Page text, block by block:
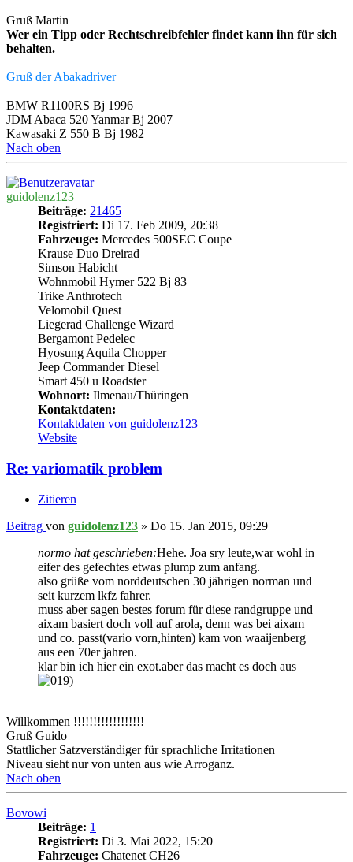
Gruß Martin
Wer ein Tipp oder Rechtschreibfehler findet kann ihn für sich
behalten.
Gruß der Abakadriver
BMW R1100RS Bj 1996
JDM Abaca 520 Yanmar Bj 2007
Kawasaki Z 550 B Bj 1982
Nach oben
guidolenz123
Beiträge: 21465
Registriert: Di 17. Feb 2009, 20:38
Fahrzeuge: Mercedes 500SEC Coupe
Krause Duo Dreirad
Simson Habicht
Wohnmobil Hymer 522 Bj 83
Trike Anthrotech
Velomobil Quest
Liegerad Challenge Wizard
Bergamont Pedelec
Hyosung Aquila Chopper
Jeep Commander Diesel
Smart 450 u Roadster
Wohnort: Ilmenau/Thüringen
Kontaktdaten:
Kontaktdaten von guidolenz123
Website
Re: variomatik problem
Zitieren
Beitrag von guidolenz123 » Do 15. Jan 2015, 09:29
normo hat geschrieben:Hehe. Joa sry leute,war wohl in
eifer des gefechtes etwas plump zum anfang.
also grüße vom norddeutschen 30 jährigen norman und
seit kurzem lkfz fahrer.
muss aber sagen bestes forum für diese randgruppe und
aixam basiert doch voll auf arola, denn was bei aixam
und co. passt(vario vorn,hinten) kam von waaijenberg
aus een 70er jahren.
klar bin ich hier ein exot.aber das macht es doch aus
Willkommen !!!!!!!!!!!!!!!!!!
Gruß Guido
Stattlicher Satzverständiger für sprachliche Irritationen
Niveau sieht nur von unten aus wie Arroganz.
Nach oben
Bovowi
Beiträge: 1
Registriert: Di 3. Mai 2022, 15:20
Fahrzeuge: Chatenet CH26